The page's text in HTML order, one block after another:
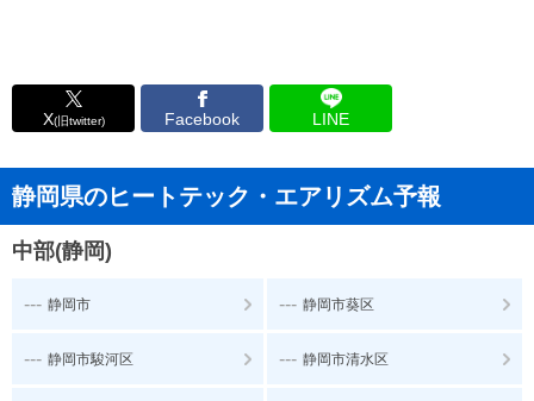
X(旧twitter) Facebook LINE
静岡県のヒートテック・エアリズム予報
中部(静岡)
--- 静岡市 --- 静岡市葵区
--- 静岡市駿河区 --- 静岡市清水区